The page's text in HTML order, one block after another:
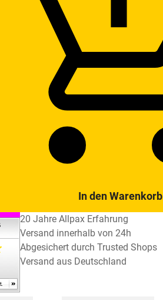
In den Warenkorb
20 Jahre Allpax Erfahrung
Versand innerhalb von 24h
Abgesichert durch Trusted Shops
Versand aus Deutschland